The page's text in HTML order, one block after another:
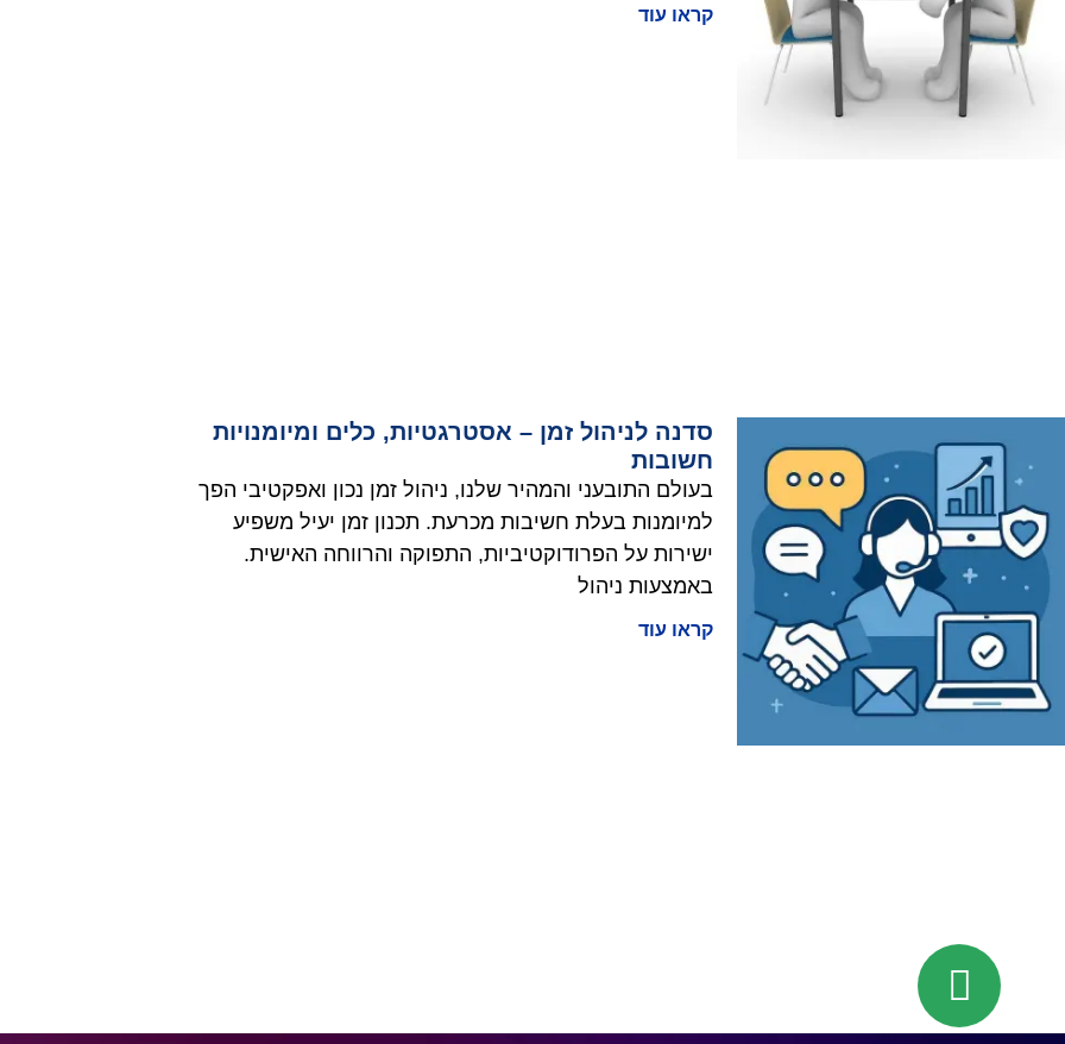
קראו עוד
סדנה לניהול זמן – אסטרגטיות, כלים ומיומנויות
חשובות
בעולם התובעני והמהיר שלנו, ניהול זמן נכון ואפקטיבי הפך
למיומנות בעלת חשיבות מכרעת. תכנון זמן יעיל משפיע
ישירות על הפרודוקטיביות, התפוקה והרווחה האישית.
באמצעות ניהול
קראו עוד